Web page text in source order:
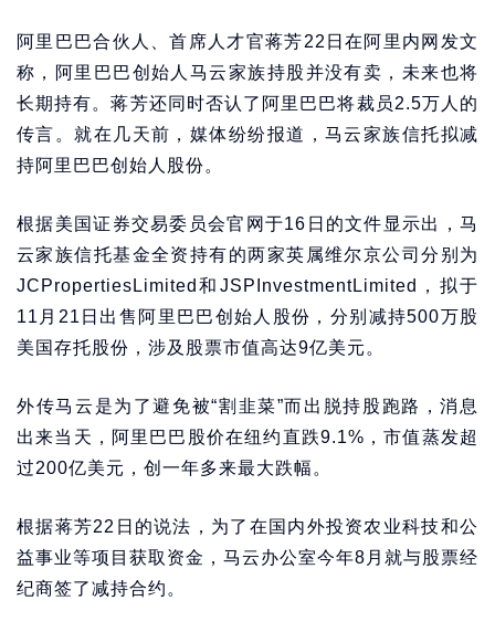
阿里巴巴合伙人、首席人才官蒋芳22日在阿里内网发文
称，阿里巴巴创始人马云家族持股并没有卖，未来也将
长期持有。蒋芳还同时否认了阿里巴巴将裁员2.5万人的
传言。就在几天前，媒体纷纷报道，马云家族信托拟减
持阿里巴巴创始人股份。
根据美国证券交易委员会官网于16日的文件显示出，马
云家族信托基金全资持有的两家英属维尔京公司分别为
JCPropertiesLimited和JSPInvestmentLimited，拟于
11月21日出售阿里巴巴创始人股份，分别减持500万股
美国存托股份，涉及股票市值高达9亿美元。
外传马云是为了避免被“割韭菜”而出脱持股跑路，消息
出来当天，阿里巴巴股价在纽约直跌9.1%，市值蒸发超
过200亿美元，创一年多来最大跌幅。
根据蒋芳22日的说法，为了在国内外投资农业科技和公
益事业等项目获取资金，马云办公室今年8月就与股票经
纪商签了减持合约。